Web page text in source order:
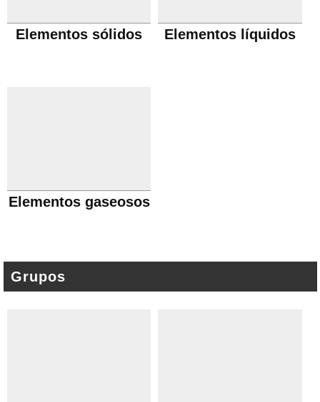
Elementos sólidos Elementos líquidos
Elementos gaseosos
Grupos